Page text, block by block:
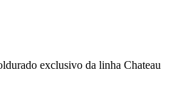
exclusivo da linha Chateau